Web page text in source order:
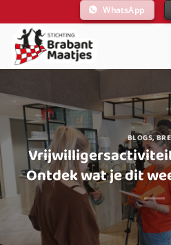
naar
inhoud
WhatsApp
BLOGS,
Ontdek wat je dit